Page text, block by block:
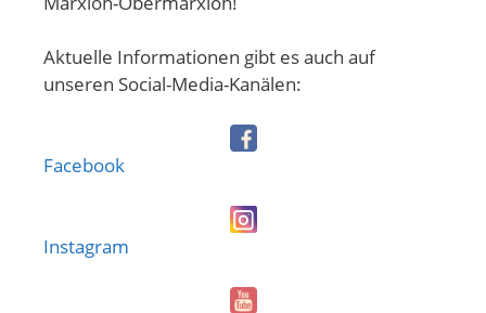
Aktuelle Informationen gibt es auch auf
unseren Social-Media-Kanälen:
Facebook
Instagram